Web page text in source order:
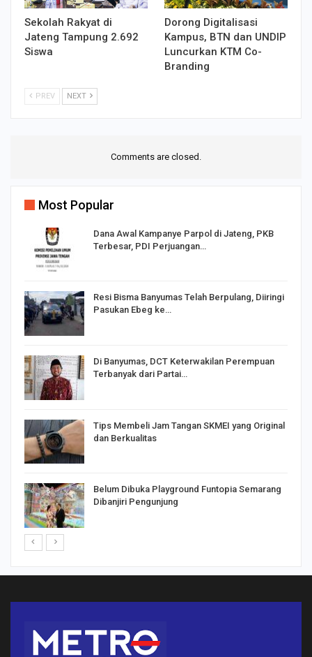
Sekolah Rakyat di
Jateng Tampung 2.692
Siswa
Dorong Digitalisasi
Kampus, BTN dan UNDIP
Luncurkan KTM Co-
Branding
PREV NEXT
Comments are closed.
Most Popular
Dana Awal Kampanye Parpol di Jateng, PKB
Terbesar, PDI Perjuangan…
Resi Bisma Banyumas Telah Berpulang, Diiringi
Pasukan Ebeg ke…
Di Banyumas, DCT Keterwakilan Perempuan
Terbanyak dari Partai…
Tips Membeli Jam Tangan SKMEI yang Original
dan Berkualitas
Belum Dibuka Playground Funtopia Semarang
Dibanjiri Pengunjung